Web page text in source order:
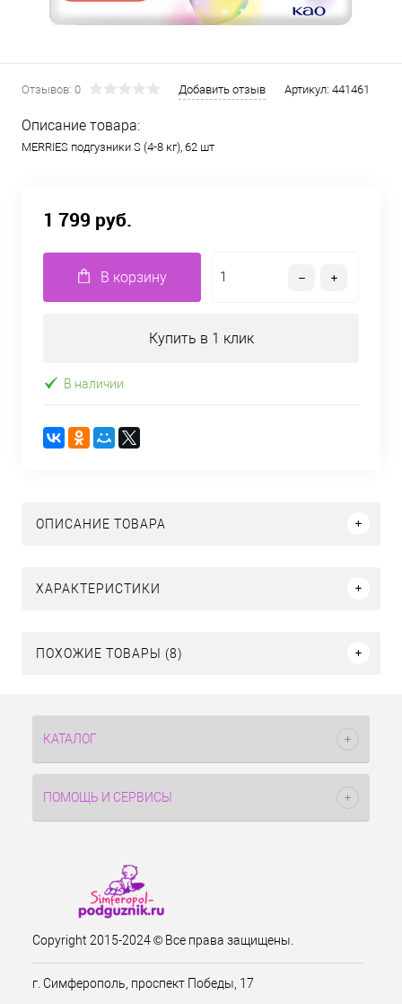
Отзывов: 0 Добавить отзыв Артикул: 441461
Описание товара:
MERRIES подгузники S (4-8 кг), 62 шт
1 799 руб.
В корзину
Купить в 1 клик
В наличии
ОПИСАНИЕ ТОВАРА
ХАРАКТЕРИСТИКИ
ПОХОЖИЕ ТОВАРЫ (8)
КАТАЛОГ
ПОМОЩЬ И СЕРВИСЫ
Copyright 2015-2024 © Все права защищены.
г. Симферополь, проспект Победы, 17